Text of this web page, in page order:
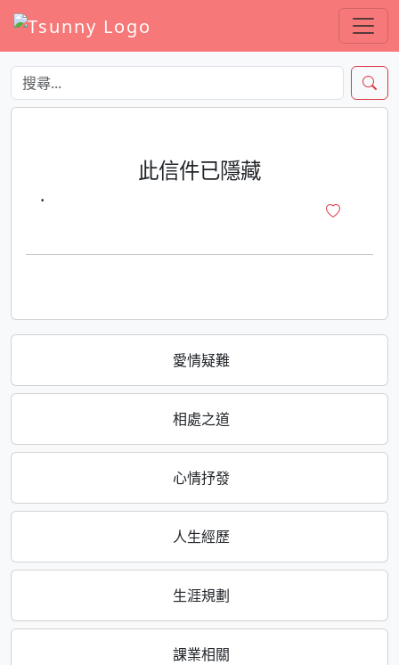
愛情疑難
相處之道
心情抒發
人生經歷
生涯規劃
課業相關
此信件已隱藏
·